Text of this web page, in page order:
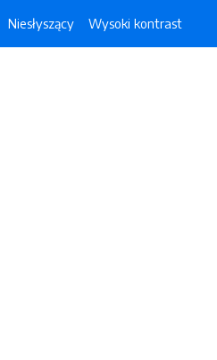
Niesłyszący Wysoki kontrast